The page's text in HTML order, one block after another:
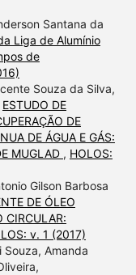
Santana da
Liga de Alumínio
de
Souza da Silva,
ESTUDO DE
DE
DE ÁGUA E GÁS:
MUGLAD , HOLOS:
Gilson Barbosa
DE ÓLEO
CIRCULAR:
v. 1 (2017)
Souza, Amanda